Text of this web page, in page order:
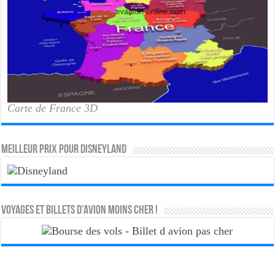
Carte de France 3D
MEILLEUR PRIX POUR DISNEYLAND
Voyages et Billets d’Avion moins cher !